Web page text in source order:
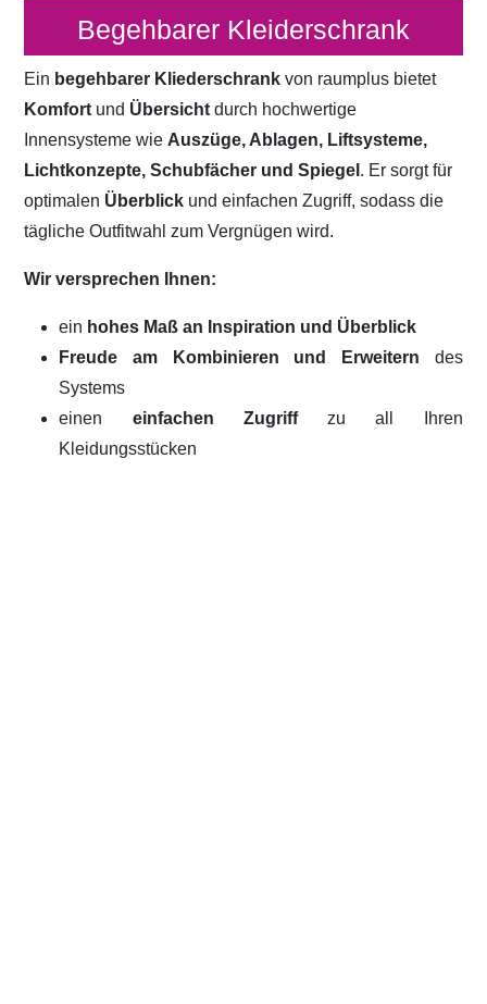
Begehbarer Kleiderschrank
Ein begehbarer Kliederschrankvon raumplus bietet
Komfort und Übersicht durch hochwertige
Innensysteme wie Auszüge, Ablagen, Liftsysteme,
Lichtkonzepte, Schubfächer und Spiegel . Er sorgt für
optimalen Überblick und einfachen Zugriff, sodass die
tägliche Outfitwahl zum Vergnügen wird.
Wir versprechen Ihnen:
ein hohes Maß an Inspiration und Überblick
Freude am Kombinieren und Erweitern des
Systems
einen einfachen Zugriffzu all Ihren
Kleidungsstücken